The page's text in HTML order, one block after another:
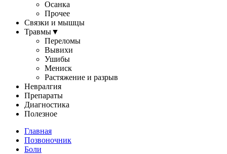
Осанка
Прочее
Связки и мышцы
Травмы▼
Переломы
Вывихи
Ушибы
Мениск
Растяжение и разрыв
Невралгия
Препараты
Диагностика
Полезное
Главная
Позвоночник
Боли